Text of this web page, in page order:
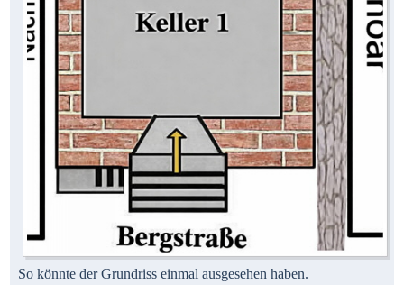
So könnte der Grundriss einmal ausgesehen haben.